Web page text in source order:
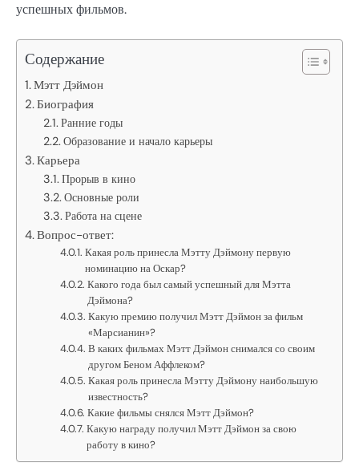
успешных фильмов.
Содержание
Мэтт Дэймон
Биография
Ранние годы
Образование и начало карьеры
Карьера
Прорыв в кино
Основные роли
Работа на сцене
Вопрос-ответ:
Какая роль принесла Мэтту Дэймону первую
номинацию на Оскар?
Какого года был самый успешный для Мэтта
Дэймона?
Какую премию получил Мэтт Дэймон за фильм
«Марсианин»?
В каких фильмах Мэтт Дэймон снимался со своим
другом Беном Аффлеком?
Какая роль принесла Мэтту Дэймону наибольшую
известность?
Какие фильмы снялся Мэтт Дэймон?
Какую награду получил Мэтт Дэймон за свою
работу в кино?